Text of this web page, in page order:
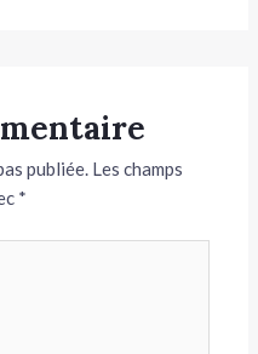
publiée. Les champs
*